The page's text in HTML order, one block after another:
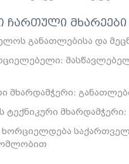
ჩართული მხარეები
განათლებისა და
მხარდამჭერი:
ტექნიკური